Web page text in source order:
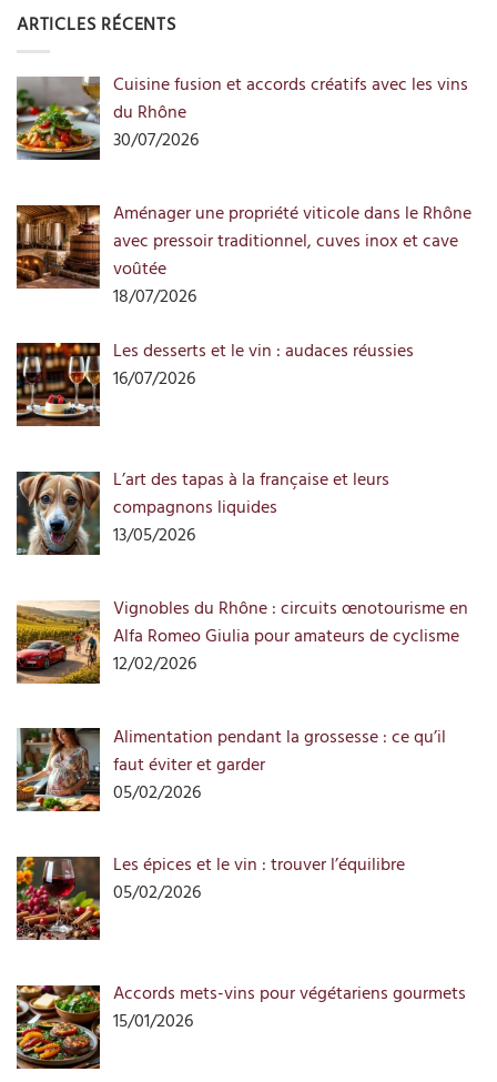
ARTICLES RÉCENTS
Cuisine fusion et accords créatifs avec les vins
du Rhône
30/07/2026
Aménager une propriété viticole dans le Rhône
avec pressoir traditionnel, cuves inox et cave
voûtée
18/07/2026
Les desserts et le vin : audaces réussies
16/07/2026
L’art des tapas à la française et leurs
compagnons liquides
13/05/2026
Vignobles du Rhône : circuits œnotourisme en
Alfa Romeo Giulia pour amateurs de cyclisme
12/02/2026
Alimentation pendant la grossesse : ce qu’il
faut éviter et garder
05/02/2026
Les épices et le vin : trouver l’équilibre
05/02/2026
Accords mets-vins pour végétariens gourmets
15/01/2026